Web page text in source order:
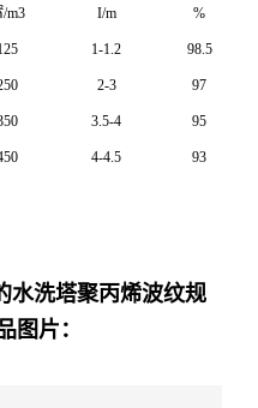
/m3
I/m
%
1-1.2 98.5
2-3 97
3.5-4 95
4-4.5 93
水洗塔聚丙烯波纹规
图片：